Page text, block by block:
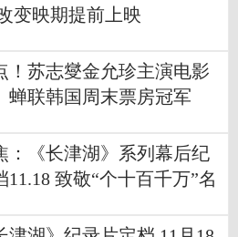
变映期提前上映
！苏志燮金允珍主演电影
蝉联韩国周末票房冠军
：《长津湖》系列幕后纪
11.18 致敬“个十百千万”名